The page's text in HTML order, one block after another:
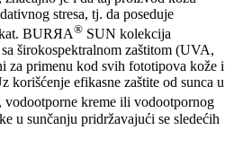
stresa, tj. da poseduje
BURЯA® SUN kolekcija
širokospektralnom zaštitom (UVA,
primenu kod svih fototipova kože i
korišćenje efikasne zaštite od sunca u
vodootporne kreme ili vodootpornog
u sunčanju pridržavajući se sledećih